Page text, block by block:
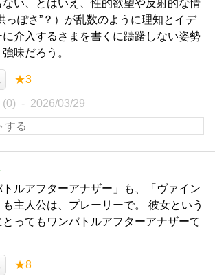
ない、とはいえ、性的欲望や反射的な情
っぽさ”？）が乱数のように理知とイデ
に介入するさまを書くに躊躇しない姿勢
味だろう。
★3
(0) 2026/03/29
トルアフターアナザー」も、「ヴァイン
も主人公は、プレーリーで。 彼女という
とってもワンバトルアフターアナザーて
★8